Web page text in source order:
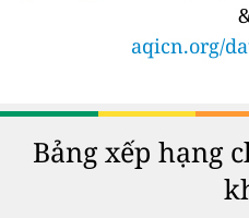
aqicn.org/
Bảng xếp hạng